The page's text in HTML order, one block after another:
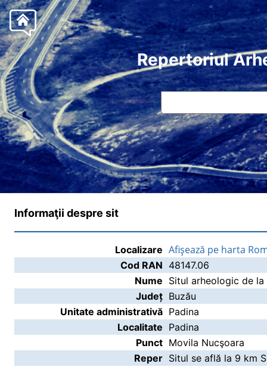
Repertoriul
Informaţii despre sit
Localizare Afişează pe harta
Cod RAN 48147.06
Nume Situl arheologic de
Județ Buzău
Unitate administrativă Padina
Localitate Padina
Punct Movila Nucşoara
Reper Situl se află la 9 km